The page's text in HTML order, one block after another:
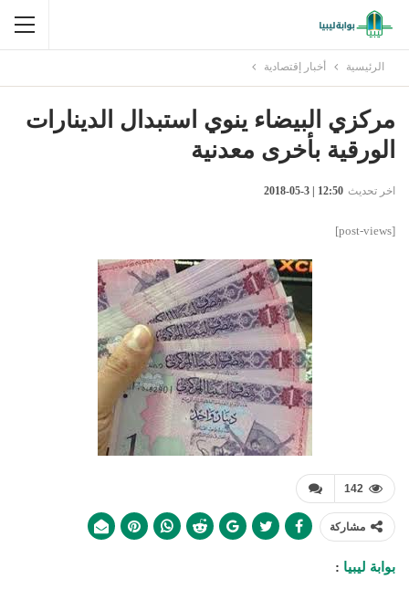
الرئيسية أخبار إقتصادية
مركزي البيضاء ينوي استبدال الدينارات
الورقية بأخرى معدنية
اخر تحديث 12:50 | 3-05-2018
[post-views]
142
مشاركة
بوابة ليبيا :